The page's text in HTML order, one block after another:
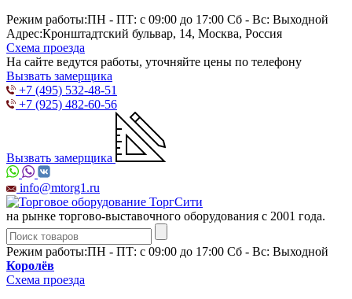
Режим работы:ПН - ПТ: с 09:00 до 17:00 Сб - Вс: Выходной
Адрес:Кронштадтский бульвар, 14, Москва, Россия
Схема проезда
На сайте ведутся работы, уточняйте цены по телефону
Вызвать замерщика
+7 (495) 532-48-51
+7 (925) 482-60-56
Вызвать замерщика
info@mtorg1.ru
на рынке торгово-выставочного оборудования с 2001 года.
Режим работы:ПН - ПТ: с 09:00 до 17:00 Сб - Вс: Выходной
Королёв
Схема проезда